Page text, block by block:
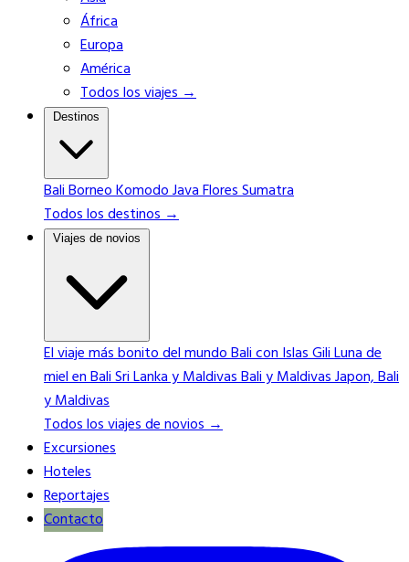
África
Europa
América
Todos los viajes →
Destinos
BaliBorneoKomodoJavaFloresSumatra
Todos los destinos →
Viajes de novios
El viaje más bonito del mundoBali con Islas GiliLuna de
miel en BaliSri Lanka y MaldivasBali y MaldivasJapon, Bali
y Maldivas
Todos los viajes de novios →
Excursiones
Hoteles
Reportajes
Contacto